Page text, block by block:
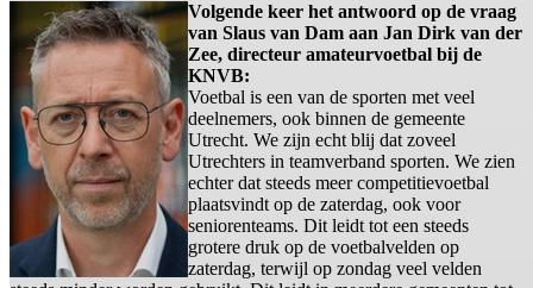
Volgende keer het antwoord op de vraag
van Slaus van Dam aan Jan Dirk van der
Zee, directeur amateurvoetbal bij de
KNVB:
Voetbal is een van de sporten met veel
deelnemers, ook binnen de gemeente
Utrecht. We zijn echt blij dat zoveel
Utrechters in teamverband sporten. We zien
echter dat steeds meer competitievoetbal
plaatsvindt op de zaterdag, ook voor
seniorenteams. Dit leidt tot een steeds
grotere druk op de voetbalvelden op
zaterdag, terwijl op zondag veel velden